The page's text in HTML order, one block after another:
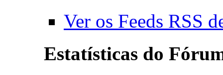
Ver os Feeds RSS
Estatísticas do